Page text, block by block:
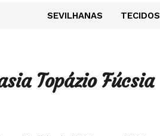
SEVILHANAS TECIDOS
Topázio Fúcsia